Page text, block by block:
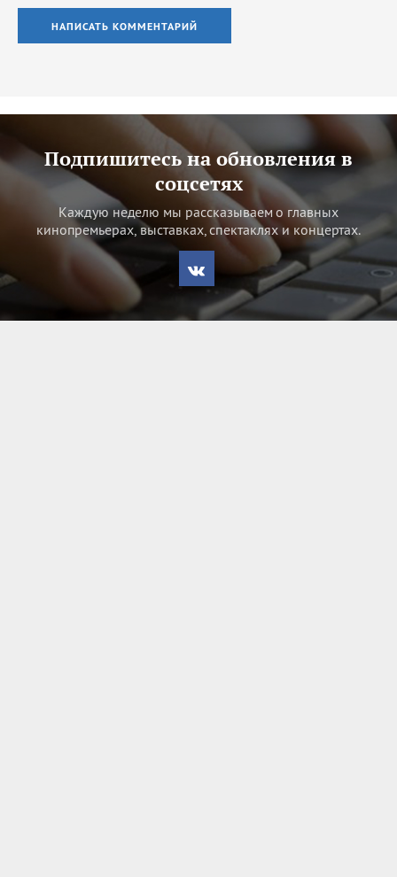
НАПИСАТЬ КОММЕНТАРИЙ
Подпишитесь на обновления в
соцсетях
Каждую неделю мы рассказываем о главных
кинопремьерах, выставках, спектаклях и концертах.